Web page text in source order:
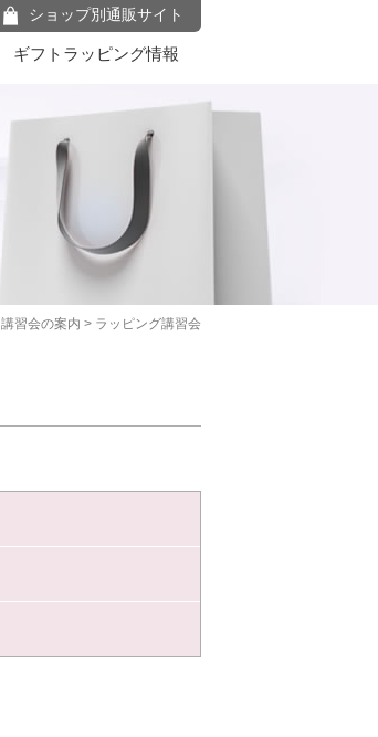
ショップ別通販サイト
ギフトラッピング情報
講習会の案内 > ラッピング講習会